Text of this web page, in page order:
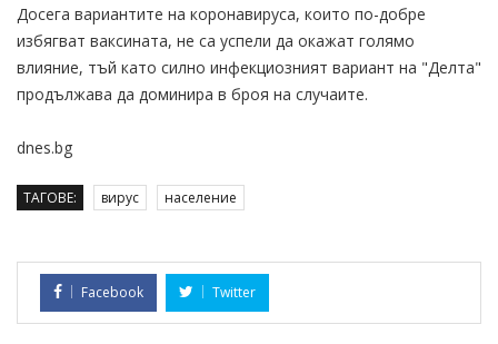
Досега вариантите на коронавируса, които по-добре
избягват ваксината, не са успели да окажат голямо
влияние, тъй като силно инфекциозният вариант на "Делта"
продължава да доминира в броя на случаите.
dnes.bg
ТАГОВЕ: вирус население
Facebook Twitter